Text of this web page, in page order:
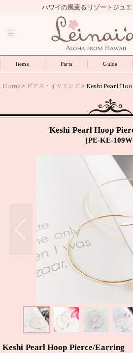
ハワイの風薫るリゾートジュ
Items Parts Guide
Home> ピアス・イヤリング> Keshi Pearl
Keshi Pearl Hoop
[PE-KE-109W
Keshi Pearl Hoop Pierce/Earring